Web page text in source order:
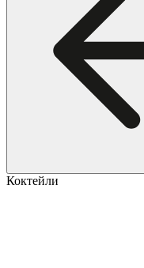
Коктейли